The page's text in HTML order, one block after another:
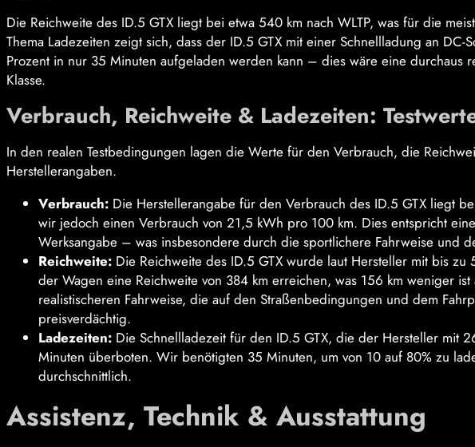
Die Reichweite des ID.5 GTX liegt bei etwa 540 km nach WLTP, was für die
Thema Ladezeiten zeigt sich, dass der ID.5 GTX mit einer Schnellladung an DC-
Prozent in nur 35 Minuten aufgeladen werden kann – dies wäre eine durchaus
Klasse.
Verbrauch, Reichweite & Ladezeiten:
In den realen Testbedingungen lagen die Werte für den Verbrauch, die
Herstellerangaben.
Verbrauch: Die Herstellerangabe für den Verbrauch des ID.5 GTX liegt
wir jedoch einen Verbrauch von 21,5 kWh pro 100 km. Dies entspricht
Werksangabe – was insbesondere durch die sportlichere Fahrweise und
Reichweite: Die Reichweite des ID.5 GTX wurde laut Hersteller mit bis zu
der Wagen eine Reichweite von 384 km erreichen, was 156 km weniger
realistischeren Fahrweise, die auf den Straßenbedingungen und dem
preisverdächtig.
Ladezeiten: Die Schnellladezeit für den ID.5 GTX, die der Hersteller mit
Minuten überboten. Wir benötigten 35 Minuten, um von 10 auf 80% zu
durchschnittlich.
Assistenz, Technik & Ausstattung